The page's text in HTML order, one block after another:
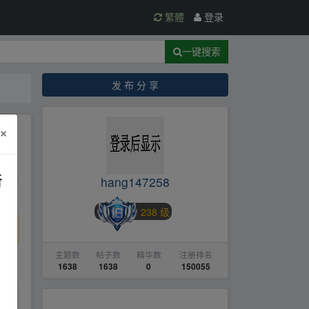
繁體 登录
一键搜索
发 布 分 享
hang147258
238 级
主题数
1638
帖子数
1638
精华数
0
注册排名
150055
×